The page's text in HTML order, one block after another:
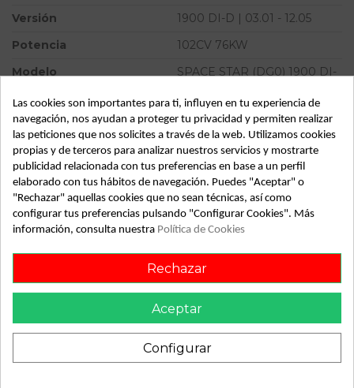
Versión
1900 DI-D | 03.01 - 12.05
Potencia
102CV 76KW
Modelo
SPACE STAR (DG0) 1900 DI-
Tipo vehículo
Turismo
Almacén
49349
SubAlmacén
359
SubSubAlmacén
100028918
ID: 811934
Recambio de cerradura puerta delantera derecha para
mitsubishi space star (dg0) 1900 di-d | 03.01 - 12.05 1900 di-
d | 03.01 - 12.05 referencia OEM IAM
Las cookies son importantes para ti, influyen en tu experiencia de
navegación, nos ayudan a proteger tu privacidad y permiten realizar
las peticiones que nos solicites a través de la web. Utilizamos cookies
propias y de terceros para analizar nuestros servicios y mostrarte
publicidad relacionada con tus preferencias en base a un perfil
elaborado con tus hábitos de navegación. Puedes "Aceptar" o
"Rechazar" aquellas cookies que no sean técnicas, así como
configurar tus preferencias pulsando "Configurar Cookies". Más
información, consulta nuestra Política de Cookies
Rechazar
Aceptar
Configurar